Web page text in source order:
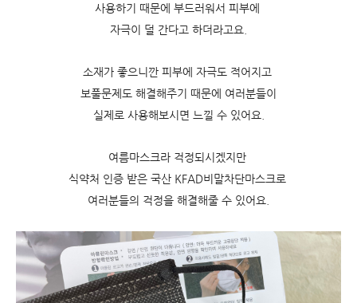
사용하기 때문에 부드러워서 피부에
자극이 덜 간다고 하더라고요.
소재가 좋으니깐 피부에 자극도 적어지고
보풀문제도 해결해주기 때문에 여러분들이
실제로 사용해보시면 느낄 수 있어요.
여름마스크라 걱정되시겠지만
식약처 인증 받은 국산 KFAD비말차단마스크로
여러분들의 걱정을 해결해줄 수 있어요.